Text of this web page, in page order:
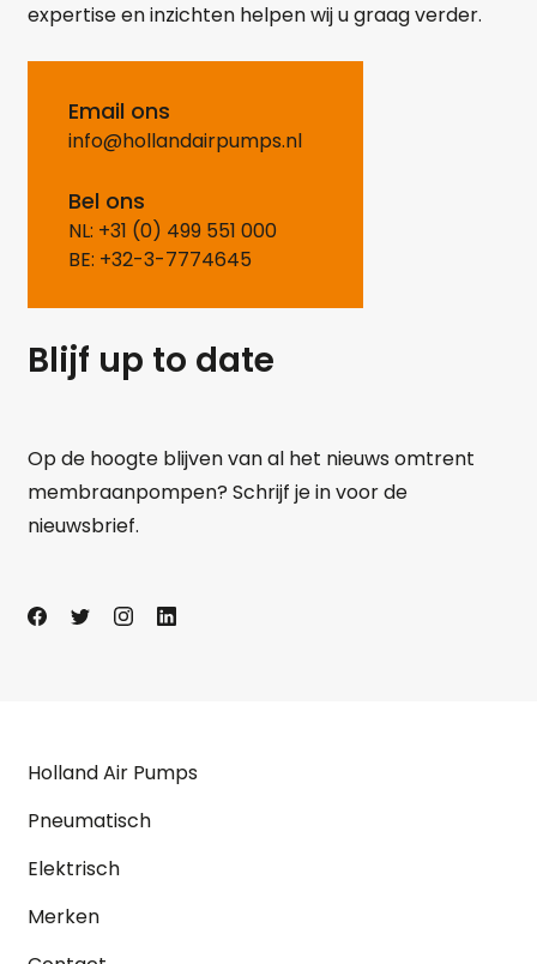
expertise en inzichten helpen wij u graag verder.
Email ons
info@hollandairpumps.nl
Bel ons
NL: +31 (0) 499 551 000
BE: +32-3-7774645
Blijf up to date
Op de hoogte blijven van al het nieuws omtrent
membraanpompen? Schrijf je in voor de
nieuwsbrief.
Holland Air Pumps
Pneumatisch
Elektrisch
Merken